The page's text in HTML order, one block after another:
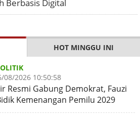
Berbasis Digital
HOT MINGGU INI
08/2026 10:50:58
Resmi Gabung Demokrat, Fauzi
Kemenangan Pemilu 2029